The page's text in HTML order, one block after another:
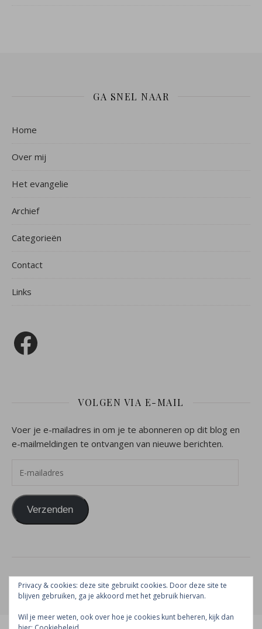
GA SNEL NAAR
Home
Over mij
Het evangelie
Archief
Categorieën
Contact
Links
Facebook
VOLGEN VIA E-MAIL
Voer je e-mailadres in om je te abonneren op dit blog en
e-mailmeldingen te ontvangen van nieuwe berichten.
Verzenden
2026 Vrouw naar Gods hart ©
Ashe thema doorWP Royal
Privacy & cookies: deze site gebruikt cookies. Door deze site te
blijven gebruiken, ga je akkoord met het gebruik hiervan.
Wil je meer weten, ook over hoe je cookies kunt beheren, kijk dan